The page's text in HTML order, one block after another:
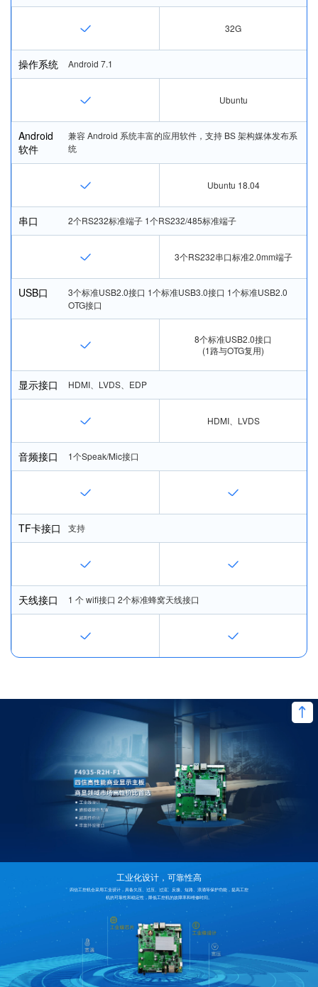
32G
操作系统 Android 7.1
Ubuntu
Android
软件
兼容 Android 系统丰富的应用软件，支持 BS 架构媒体发布系
统
Ubuntu 18.04
串口 2个RS232标准端子 1个RS232/485标准端子
3个RS232串口标准2.0mm端子
USB口
3个标准USB2.0接口 1个标准USB3.0接口 1个标准USB2.0
OTG接口
8个标准USB2.0接口
(1路与OTG复用)
显示接口 HDMI、LVDS、EDP
HDMI、LVDS
音频接口 1个Speak/Mic接口
TF卡接口 支持
天线接口 1 个 wiﬁ接口 2个标准蜂窝天线接口
工业化设计，可靠性高
四信工控机会采用工业设计，具备欠压、过压、过流、反接、短路、浪涌等保护功能，提高工控
机的可靠性和稳定性，降低工控机的故障率和维修时间。